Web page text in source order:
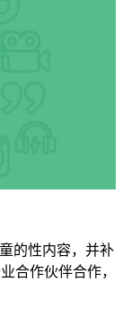
的性内容，并补
合作伙伴合作，